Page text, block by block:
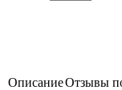
ОписаниеОтзывы